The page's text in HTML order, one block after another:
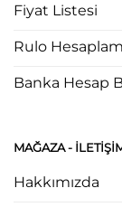
Fiyat Listesi
Rulo
Banka Hesap
MAĞAZA -
Hakkımızda